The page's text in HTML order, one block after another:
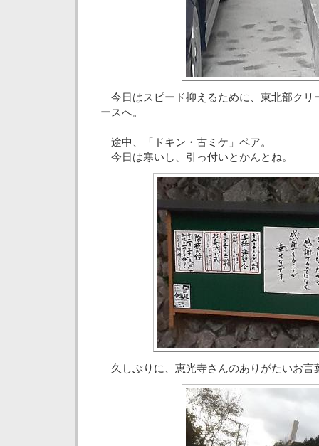
今日はスピード抑えるために、東北部クリ
ースへ。
途中、「ドキン・古ミケ」ペア。
今日は寒いし、引っ付いとかんとね。
久しぶりに、恵光寺さんのありがたいお言